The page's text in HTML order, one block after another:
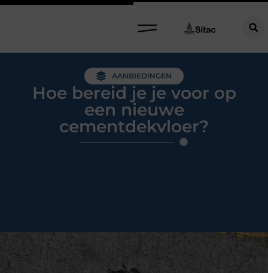
AANBIEDINGEN
Hoe bereid je je voor op
een nieuwe
cementdekvloer?